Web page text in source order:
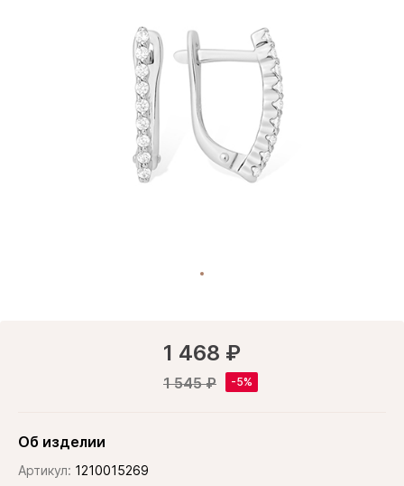
1 468 ₽
1 545 ₽
Об изделии
Артикул: 1210015269